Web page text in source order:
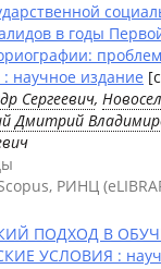
в годы
научное издание
Сергеевич,
Дмитрий
РИНЦ
ПОДХОД В
УСЛОВИЯ :